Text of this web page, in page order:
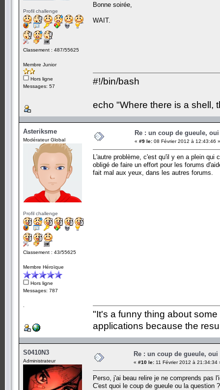
Profil challenge
Classement : 487/55625
Membre Junior
Hors ligne
Messages: 57
Bonne soirée,
WAIT.
#!/bin/bash
echo "Where there is a shell,
Asteriksme
Modérateur Global
Profil challenge
Classement : 43/55625
Membre Héroïque
Hors ligne
Messages: 787
Re : un coup de gueule, oui
« #9 le: 08 Février 2012 à 12:43:46 »
L'autre problème, c'est qu'il y en a plein
obligé de faire un effort pour les forums
fait mal aux yeux, dans les autres forums.
"It's a funny thing about
applications because the
S0410N3
Administrateur
Re : un coup de gueule, oui
« #10 le: 11 Février 2012 à 21:34:34
Perso, j'ai beau relire je ne comprends pas
C'est quoi le coup de gueule ou la question ?